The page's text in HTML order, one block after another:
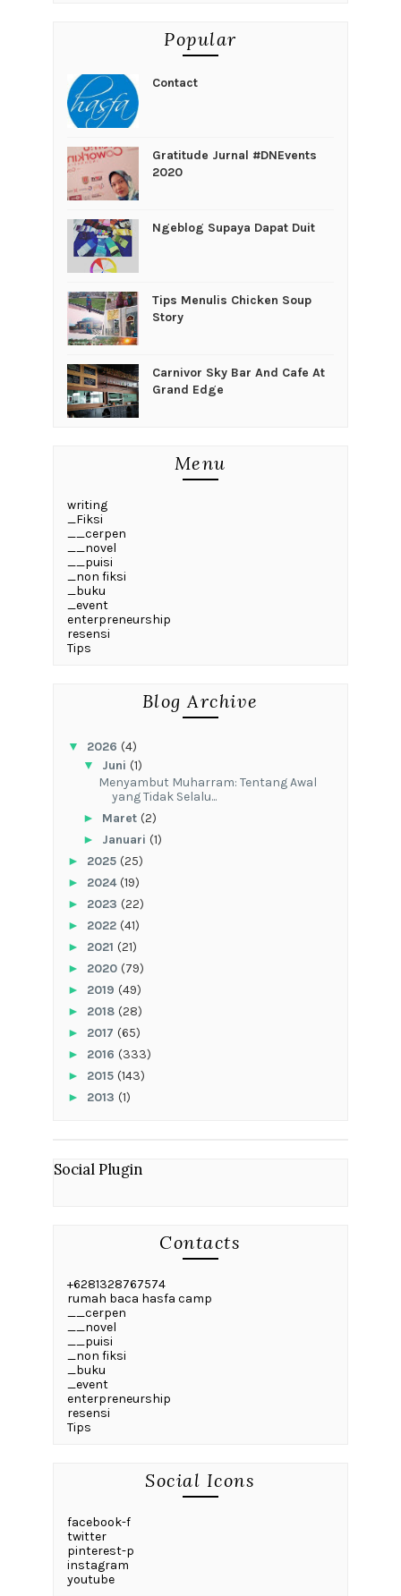
Popular
Contact
Gratitude Jurnal #DNEvents
2020
Ngeblog Supaya Dapat Duit
Tips Menulis Chicken Soup
Story
Carnivor Sky Bar And Cafe At
Grand Edge
Menu
writing
_Fiksi
__cerpen
__novel
__puisi
_non fiksi
_buku
_event
enterpreneurship
resensi
Tips
Blog Archive
▼ 2026 (4)
▼ Juni (1)
Menyambut Muharram: Tentang Awal
yang Tidak Selalu...
► Maret (2)
► Januari (1)
► 2025 (25)
► 2024(19)
► 2023 (22)
► 2022 (41)
► 2021 (21)
► 2020 (79)
► 2019 (49)
► 2018 (28)
► 2017 (65)
► 2016 (333)
► 2015 (143)
► 2013 (1)
Social Plugin
Contacts
+6281328767574
rumah baca hasfa camp
__cerpen
__novel
__puisi
_non fiksi
_buku
_event
enterpreneurship
resensi
Tips
Social Icons
facebook-f
twitter
pinterest-p
instagram
youtube